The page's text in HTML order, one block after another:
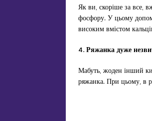
Як ви, скоріше за все,
фосфору. У цьому
високим вмістом
4. Ряжанка дуже
Мабуть, жоден інший
ряжанка. При цьому, в